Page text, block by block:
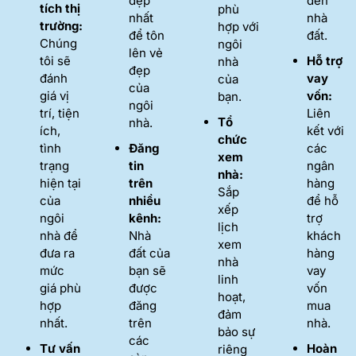
tích thị
trường:
Chúng
tôi sẽ
đánh
giá vị
trí, tiện
ích,
tình
trạng
hiện tại
của
ngôi
nhà để
đưa ra
mức
giá phù
hợp
nhất.
Tư vấn
nhất
để tôn
lên vẻ
đẹp
của
ngôi
nhà.
Đăng
tin
trên
nhiều
kênh:
Nhà
đất của
bạn sẽ
được
đăng
trên
các
phù
hợp với
ngôi
nhà
của
bạn.
Tổ
chức
xem
nhà:
Sắp
xếp
lịch
xem
nhà
linh
hoạt,
đảm
bảo sự
riêng
nhà
đất.
Hỗ trợ
vay
vốn:
Liên
kết với
các
ngân
hàng
để hỗ
trợ
khách
hàng
vay
vốn
mua
nhà.
Hoàn